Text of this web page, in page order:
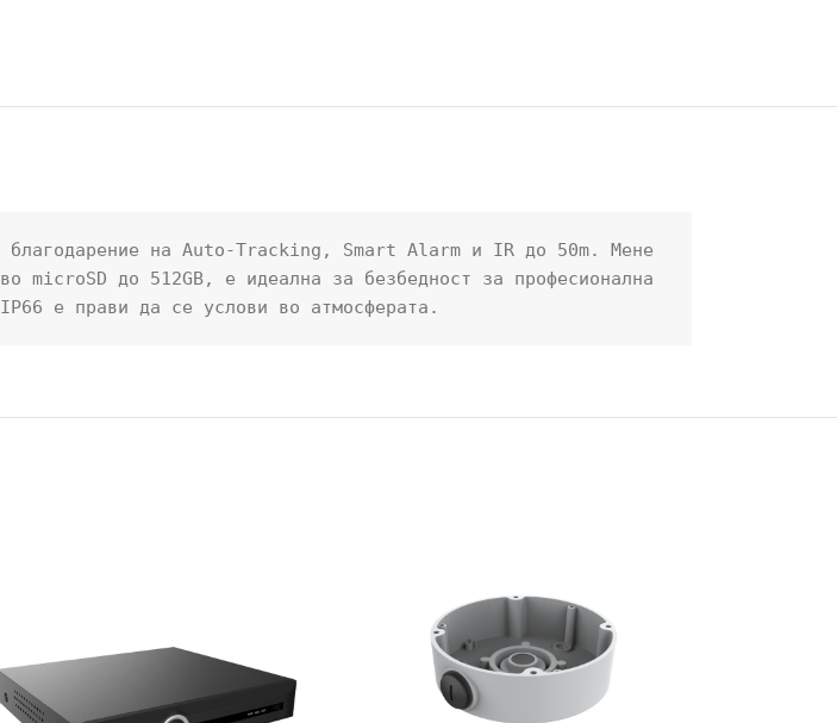
благодарение на Auto-Tracking, Smart Alarm и IR до 50m. Мене
microSD до 512GB, е идеална за безбедност за професионална
e прави да се услови во атмосферата.